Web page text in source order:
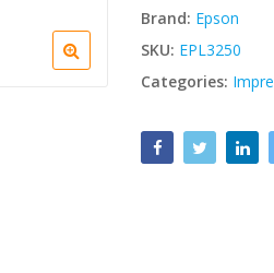
Brand: Epson
SKU: EPL3250
Categories: